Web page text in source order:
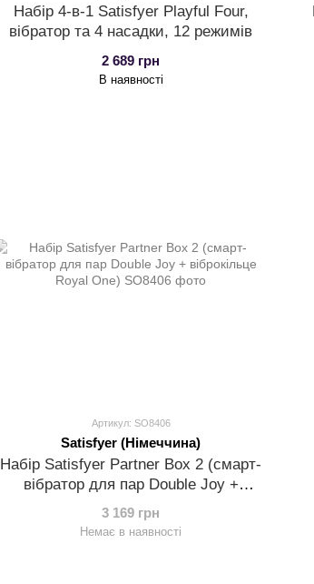
Набір 4-в-1 Satisfyer Playful Four,
вібратор та 4 насадки, 12 режимів
2 689 грн
В наявності
Артикул: SO8406
Satisfyer (Німеччина)
Набір Satisfyer Partner Box 2 (смарт-
вібратор для пар Double Joy +
віброкільце Royal One)
3 169 грн
Немає в наявності